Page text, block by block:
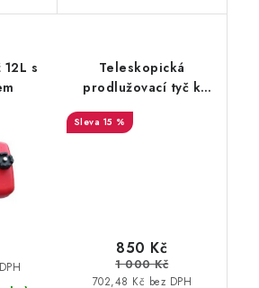
s
Teleskopická
prodlužovací tyč k
cm
15 %
702,48 Kč bez DPH
850 Kč
1 000 Kč